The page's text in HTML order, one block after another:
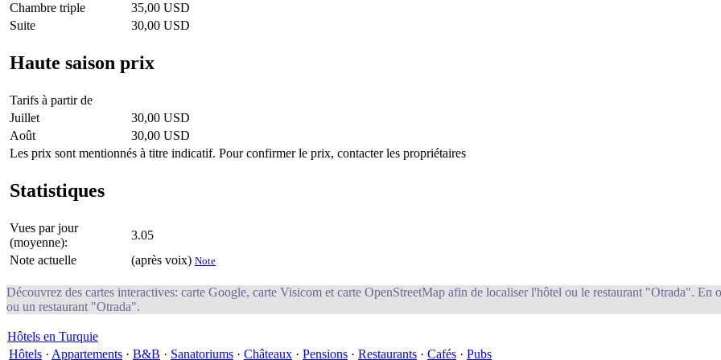
Chambre triple
35,00 USD
Suite
30,00 USD
Haute saison prix
Tarifs à partir de
Juillet
30,00 USD
Août
30,00 USD
Les prix sont mentionnés à titre indicatif. Pour confirmer le prix, contacter les propriétaires
Statistiques
Vues par jour
(moyenne):
3.05
Note actuelle
(après voix) Note
Découvrez des cartes interactives: carte Google, carte Visicom et carte OpenStreetMap afin de localiser l'hôtel ou le restaurant "Otrada".
ou un restaurant "Otrada".
Hôtels en Turquie
Hôtels · Appartements · B&B · Sanatoriums · Châteaux · Pensions · Restaurants · Cafés · Pubs